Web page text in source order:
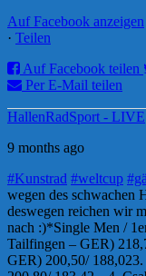
Auf Facebook anzeigen
· Teilen
Auf Facebook teilen
Per E-Mail teilen
HallenRadSport - LIVE
9 months ago
#Kunstrad #weltcup
wegen des schwachen
deswegen reichen wir
nach :)*Single Men /
Tailfingen – GER)
GER) 200,50/ 188,023.